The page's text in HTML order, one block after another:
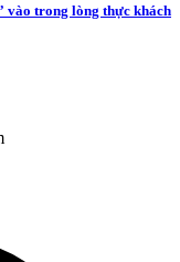
vào trong lòng thực khách